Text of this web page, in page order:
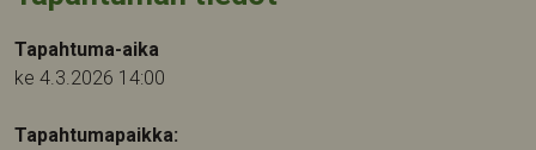
Tapahtuma-aika
ke 4.3.2026 14:00
Tapahtumapaikka: